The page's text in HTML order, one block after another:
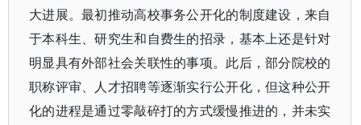
大进展。最初推动高校事务公开化的制度建设，来自
于本科生、研究生和自费生的招录，基本上还是针对
明显具有外部社会关联性的事项。此后，部分院校的
职称评审、人才招聘等逐渐实行公开化，但这种公开
化的进程是通过零敲碎打的方式缓慢推进的，并未实